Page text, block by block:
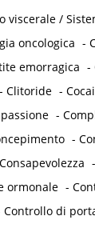
viscerale /
oncologica -
emorragica -
- Clitoride -
-
-
Consapevolezza -
ormonale -
Controllo di